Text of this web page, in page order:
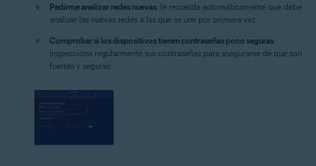
Pedirme analizar redes nuevas: le recuerda automáticamente que debe
analizar las nuevas redes a las que se une por primera vez.
Comprobar si los dispositivos tienen contraseñas poco seguras:
Inspecciona regularmente sus contraseñas para asegurarse de que son
fuertes y seguras.